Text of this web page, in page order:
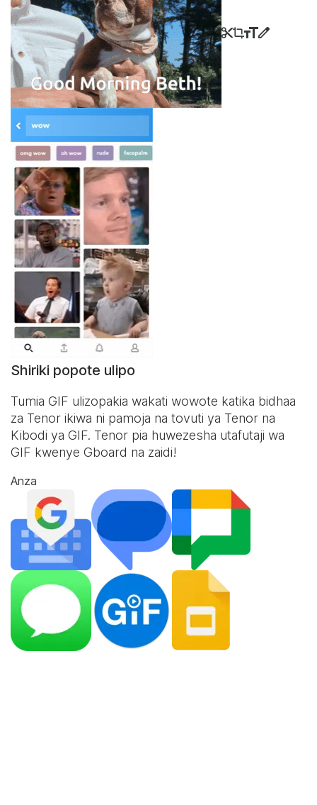
Shiriki popote ulipo
Tumia GIF ulizopakia wakati wowote katika bidhaa
za Tenor ikiwa ni pamoja na tovuti ya Tenor na
Kibodi ya GIF. Tenor pia huwezesha utafutaji wa
GIF kwenye Gboard na zaidi!
Anza